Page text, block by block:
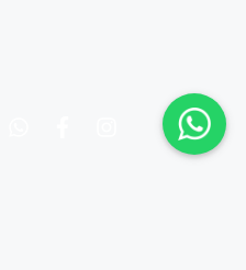
instagram